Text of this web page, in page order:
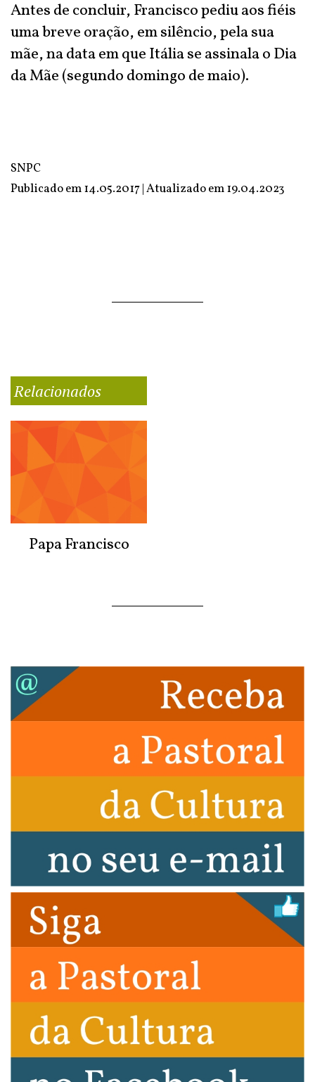
Antes de concluir, Francisco pediu aos fiéis
uma breve oração, em silêncio, pela sua
mãe, na data em que Itália se assinala o Dia
da Mãe (segundo domingo de maio).
SNPC
Publicado em 14.05.2017 | Atualizado em19.04.2023
Relacionados
Papa Francisco